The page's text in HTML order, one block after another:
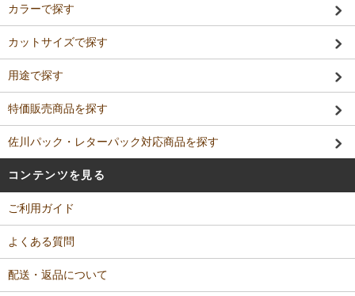
カラーで探す
カットサイズで探す
用途で探す
特価販売商品を探す
佐川パック・レターパック対応商品を探す
コンテンツを見る
ご利用ガイド
よくある質問
配送・返品について